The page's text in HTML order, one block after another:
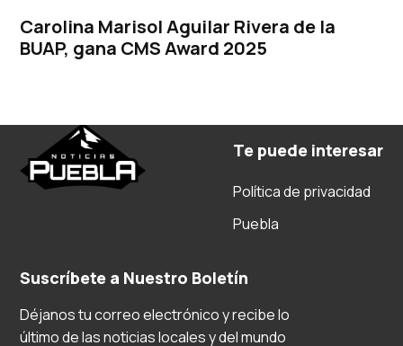
Carolina Marisol Aguilar Rivera de la
BUAP, gana CMS Award 2025
Te puede interesar
Política de privacidad
Puebla
Suscríbete a Nuestro Boletín
Déjanos tu correo electrónico y recibe lo
último de las noticias locales y del mundo